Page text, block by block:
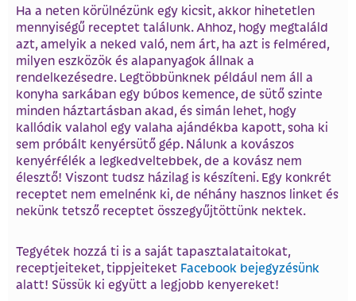
Ha a neten körülnézünk egy kicsit, akkor hihetetlen
mennyiségű receptet találunk. Ahhoz, hogy megtaláld
azt, amelyik a neked való, nem árt, ha azt is felméred,
milyen eszközök és alapanyagok állnak a
rendelkezésedre. Legtöbbünknek például nem áll a
konyha sarkában egy búbos kemence, de sütő szinte
minden háztartásban akad, és simán lehet, hogy
kallódik valahol egy valaha ajándékba kapott, soha ki
sem próbált kenyérsütő gép. Nálunk a kovászos
kenyérfélék a legkedveltebbek, de a kovász nem
élesztő! Viszont tudsz házilag is készíteni. Egy konkrét
receptet nem emelnénk ki, de néhány hasznos linket és
nekünk tetsző receptet összegyűjtöttünk nektek.
Tegyétek hozzá ti is a saját tapasztalataitokat,
receptjeiteket, tippjeiteket Facebook bejegyzésünk
alatt! Süssük ki együtt a legjobb kenyereket!